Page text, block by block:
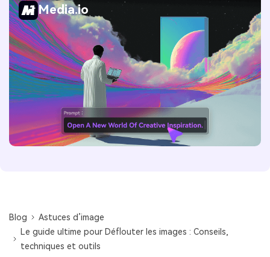
Media.io
Blog
Astuces d’image
Le guide ultime pour Déflouter les images : Conseils,
techniques et outils